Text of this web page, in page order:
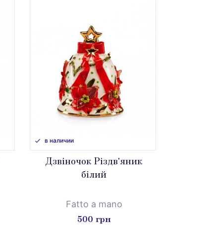
в наличии
Дзвіночок Різдвʼяник
білий
Fatto a mano
500 грн